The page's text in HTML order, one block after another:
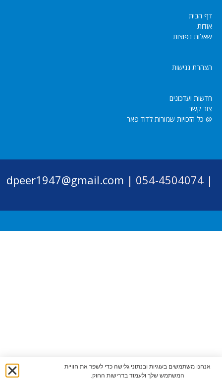
דף הבית
אודות
שאלות נפוצות
הצהרת נגישות
חדשות ועדכונים
צור קשר
@ כל הזכויות שמורות לדוד פאר
|
054-4504074 |
dpeer1947@gmail.com
אנחנו משתמשים בעוגיות ובנתוני גלישה כדי לשפר את חוויית
המשתמש שלך ולעמוד בדרישות החוק.